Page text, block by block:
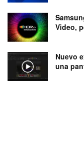
Video,
Nuevo
una